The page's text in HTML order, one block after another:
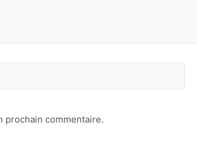
prochain commentaire.